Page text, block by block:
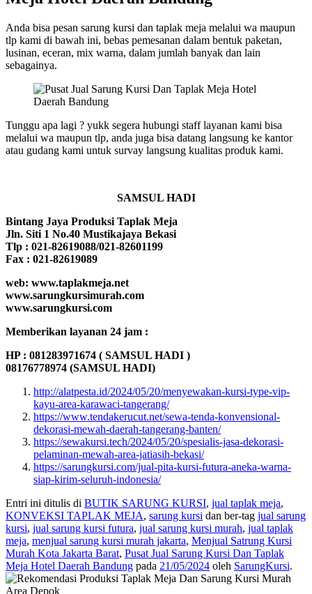
Anda bisa pesan sarung kursi dan taplak meja melalui wa maupun
tlp kami di bawah ini, bebas pemesanan dalam bentuk paketan,
lusinan, eceran, mix warna, dalam jumlah banyak dan lain
sebagainya.
Tunggu apa lagi ? yukk segera hubungi staff layanan kami bisa
melalui wa maupun tlp, anda juga bisa datang langsung ke kantor
atau gudang kami untuk survay langsung kualitas produk kami.
SAMSUL HADI
Bintang Jaya Produksi Taplak Meja
Jln. Siti 1 No.40 Mustikajaya Bekasi
Tlp : 021-82619088/021-82601199
Fax : 021-82619089
web: www.taplakmeja.net
www.sarungkursimurah.com
www.sarungkursi.com
Memberikan layanan 24 jam :
HP : 081283971674 ( SAMSUL HADI )
08176778974 (SAMSUL HADI)
http://alatpesta.id/2024/05/20/menyewakan-kursi-type-vip-
kayu-area-karawaci-tangerang/
https://www.tendakerucut.net/sewa-tenda-konvensional-
dekorasi-mewah-daerah-tangerang-banten/
https://sewakursi.tech/2024/05/20/spesialis-jasa-dekorasi-
pelaminan-mewah-area-jatiasih-bekasi/
https://sarungkursi.com/jual-pita-kursi-futura-aneka-warna-
siap-kirim-seluruh-indonesia/
Entri ini ditulis di BUTIK SARUNG KURSI, jual taplak meja,
KONVEKSI TAPLAK MEJA, sarung kursi dan ber-tag jual sarung
kursi, jual sarung kursi futura, jual sarung kursi murah, jual taplak
meja, menjual sarung kursi murah jakarta, Menjual Satrung Kursi
Murah Kota Jakarta Barat, Pusat Jual Sarung Kursi Dan Taplak
Meja Hotel Daerah Bandung pada 21/05/2024 oleh SarungKursi.